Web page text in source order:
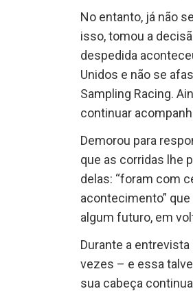
No entanto, já não
isso, tomou a
despedida
Unidos e não se
Sampling Racing.
continuar
Demorou para
que as corridas lhe
delas: “foram com
acontecimento”
algum futuro, em
Durante a
vezes – e essa
sua cabeça